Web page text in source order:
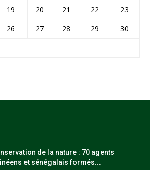
19 20 21 22
23
26 27 28 29
30
de la nature : 70 agents
et sénégalais formés...